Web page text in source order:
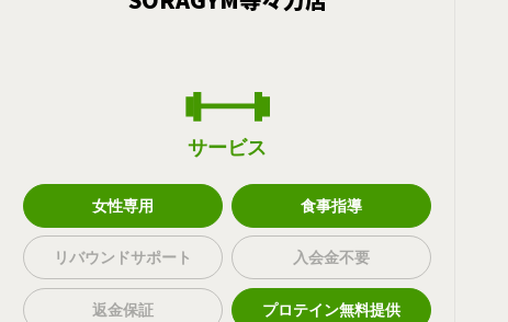
サービス
女性専用 食事指導
リバウンドサポート 入会金不要
返金保証 プロテイン無料提供